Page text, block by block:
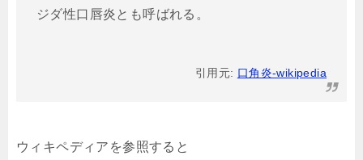
ジダ性口唇炎とも呼ばれる。
引用元: 口角炎-wikipedia
ウィキペディアを参照すると